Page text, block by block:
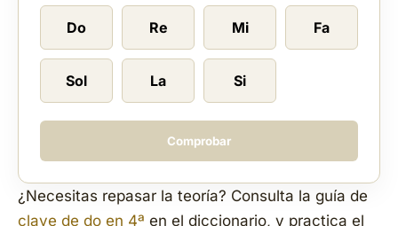
Do Re Mi Fa
Sol La Si
Comprobar
¿Necesitas repasar la teoría? Consulta la guía de
clave de do en 4ª en el diccionario, y practica el